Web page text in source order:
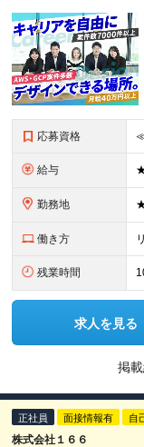
応募資格
給与
勤務地
働き方
残業時間
求人を見る
掲
正社員 面接情報有 自
株式会社１６６